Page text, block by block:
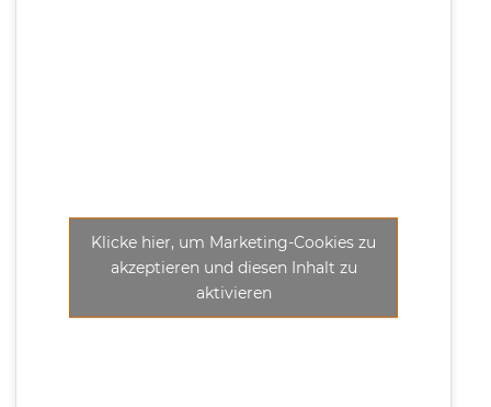
Klicke hier, um Marketing-Cookies zu
akzeptieren und diesen Inhalt zu
aktivieren